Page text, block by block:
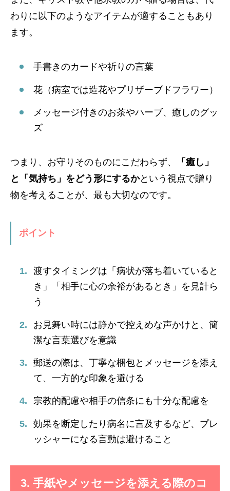
わりに以下のようなアイテムが適することもあり
ます。
手書きのカードや祈りの言葉
花（病室では造花やプリザーブドフラワー）
メッセージ付きのお茶やハーブ、癒しのグッ
ズ
つまり、お守りそのものにこだわらず、
「癒し」
と「気持ち」をどう形にするかという視点で贈り
物を考えることが、最も大切なのです。
ポイント
渡すタイミングは「病状が落ち着いていると
き」「相手に心の余裕があるとき」を見計ら
う
お見舞い時には静かで控えめな声かけと、簡
潔な言葉選びを意識
郵送の際は、丁寧な梱包とメッセージを添え
て、一方的な印象を避ける
宗教的配慮や相手の信条にも十分な配慮を
効果を断定したり病名に言及するなど、プレ
ッシャーになる言動は避けること
3. 手紙やメッセージを添える際のコ